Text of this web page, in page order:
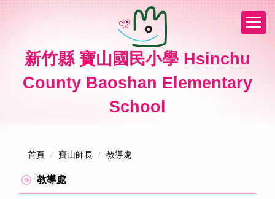
新竹縣 寶山國民小學 Hsinchu
County Baoshan Elementary
School
首頁 寶山師長 教導處
教導處